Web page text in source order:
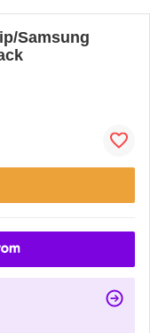
Samsung